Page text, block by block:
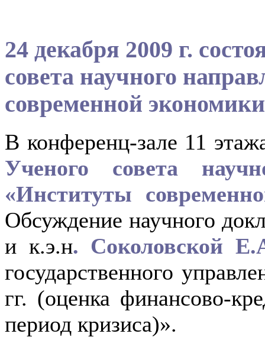
24 декабря 2009 г.
совета научного
современной
В конференц-зале 11
Ученого совета
«Институты
Обсуждение научного
и к.э.н. Соколовской
государственного
гг. (оценка финансово-
период кризиса)».